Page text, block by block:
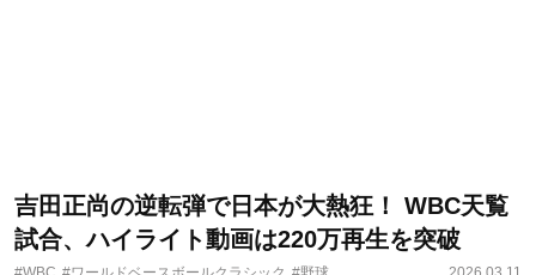
吉田正尚の逆転弾で日本が大熱狂！ WBC天覧
試合、ハイライト動画は220万再生を突破